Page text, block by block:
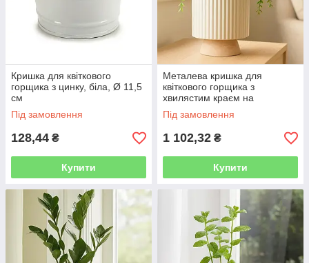
Кришка для квіткового
горщика з цинку, біла, Ø 11,5
см
Під замовлення
128,44 ₴
Купити
Металева кришка для
квіткового горщика з
хвилястим краєм на
дерев'яній основі NORD, Ø
18 x 23 см
Під замовлення
1 102,32 ₴
Купити